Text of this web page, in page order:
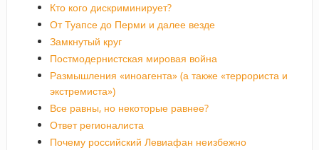
Кто кого дискриминирует?
От Туапсе до Перми и далее везде
Замкнутый круг
Постмодернистская мировая война
Размышления «иноагента» (а также «террориста и
экстремиста»)
Все равны, но некоторые равнее?
Ответ регионалиста
Почему российский Левиафан неизбежно